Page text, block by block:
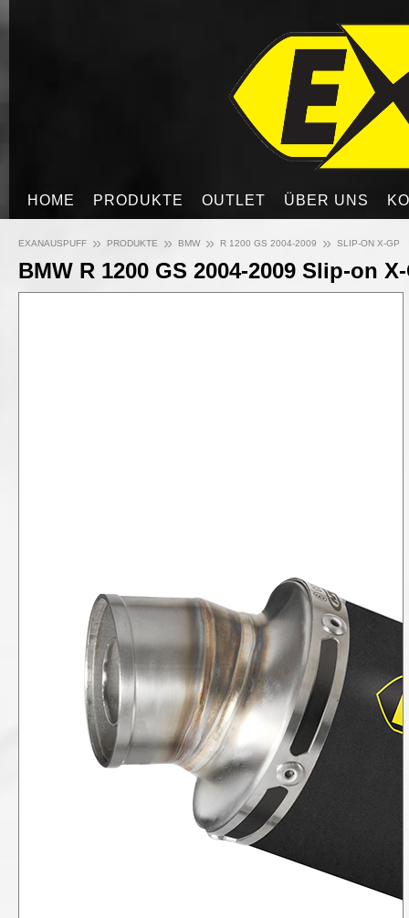
HOME PRODUKTE OUTLET ÜBER UNS
EXANAUSPUFF » PRODUKTE » BMW » R 1200 GS 2004-2009 » SLIP-ON X-GP
BMW R 1200 GS 2004-2009 Slip-on